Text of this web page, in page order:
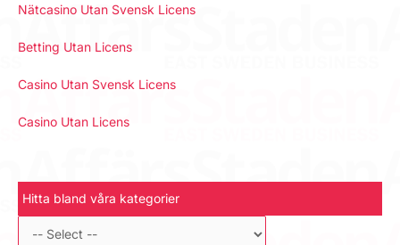
Nätcasino Utan Svensk Licens
Betting Utan Licens
Casino Utan Svensk Licens
Casino Utan Licens
Hitta bland våra kategorier